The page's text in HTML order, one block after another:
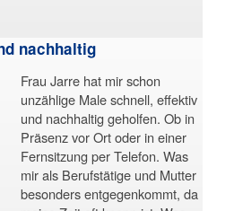
nachhaltig
Frau Jarre hat mir schon
unzählige Male schnell, effektiv
und nachhaltig geholfen. Ob in
Präsenz vor Ort oder in einer
Fernsitzung per Telefon. Was
mir als Berufstätige und Mutter
besonders entgegenkommt, da